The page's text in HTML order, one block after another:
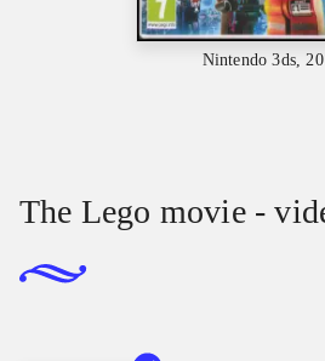
Nintendo 3ds,
The Lego movie -